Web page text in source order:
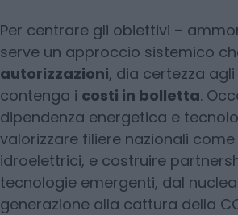
Per centrare gli obiettivi –
serve un approccio sistemico
autorizzazioni, dia certezza agli
contenga i costi in bolletta.
dipendenza energetica e
valorizzare filiere nazionali
idroelettrici, e costruire
tecnologie emergenti, dal
generazione alla cattura della